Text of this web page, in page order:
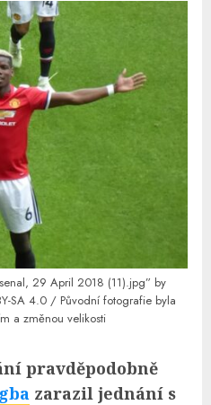
29 April 2018 (11).jpg” by
SA 4.0 / Původní fotografie byla
a změnou velikosti
pravděpodobně
zarazil jednání s